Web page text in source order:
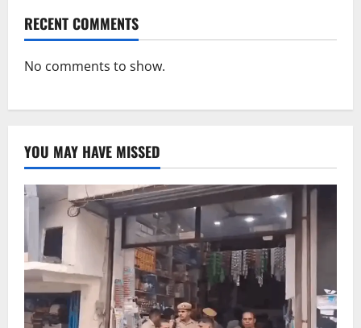
RECENT COMMENTS
No comments to show.
YOU MAY HAVE MISSED